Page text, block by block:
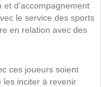
et d’accompagnement
le service des sports
en relation avec des
ces joueurs soient
les inciter à revenir